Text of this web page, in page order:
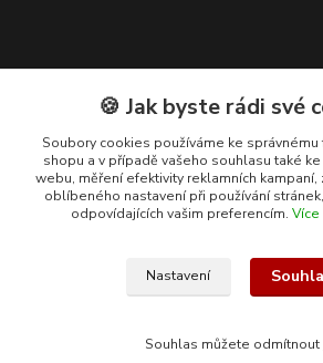
Kontakty
+420 608 400 554
(Po-Pá, 8-15 hod.)
ekohas@ekohas.cz
🍪 Jak byste rádi své
Soubory cookies používáme ke
shopu a v případě vašeho souhlasu také
webu, měření efektivity reklamních kampaní,
oblíbeného nastavení při používání
odpovídajících vašim preferencím. Více
Nastavení
Souhlas můžete odmítnout